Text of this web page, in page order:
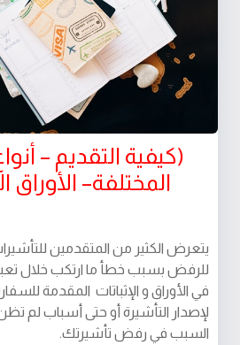
(كيفية التقديم –
المختلفة– الأوراق
يتعرض الكثير من المتقدمين
للرفض بسبب خطأ ما ارتكب خلال
في الأوراق و الإثباتات المقدمة
لإصدار التأشيرة أو حتى أسباب لم
السبب في رفض تأشيرتك.